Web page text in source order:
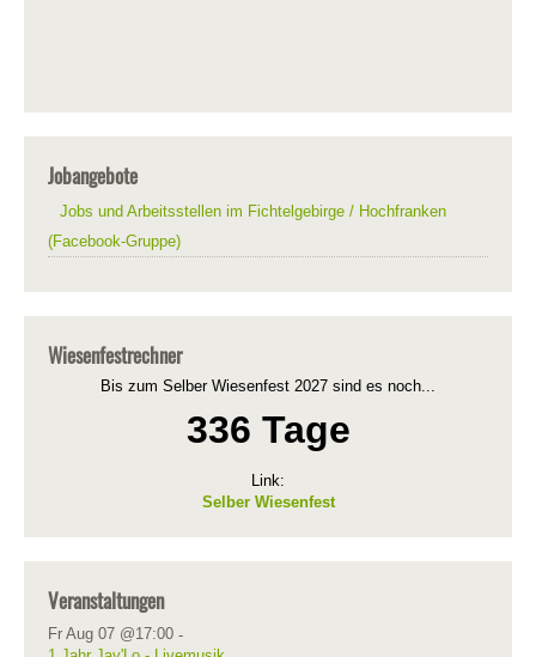
Jobangebote
Jobs und Arbeitsstellen im Fichtelgebirge / Hochfranken
(Facebook-Gruppe)
Wiesenfestrechner
Bis zum Selber Wiesenfest 2027 sind es noch...
336 Tage
Link:
Selber Wiesenfest
Veranstaltungen
Fr Aug 07 @17:00 -